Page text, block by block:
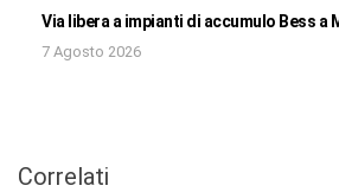
Via libera a impianti di accumulo Bess a
7 Agosto 2026
Correlati